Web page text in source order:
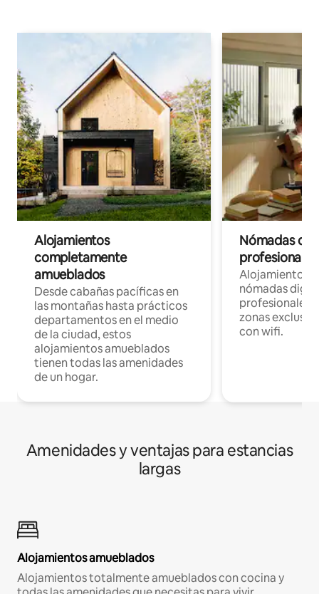
Alojamientos
completamente
amueblados
Desde cabañas pacíficas en
las montañas hasta prácticos
departamentos en el medio
de la ciudad, estos
alojamientos amueblados
tienen todas las amenidades
de un hogar.
Nómadas
Alojamientos
nómadas
profesionales
zonas
con wifi.
Amenidades y ventajas para estancias
largas
Alojamientos amueblados
Alojamientos totalmente amueblados con cocina y